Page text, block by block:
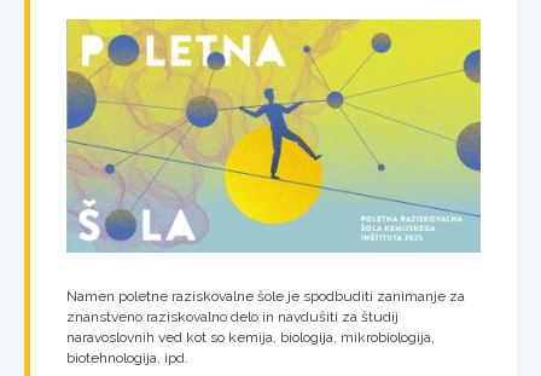
Namen poletne raziskovalne šole je spodbuditi zanimanje za
znanstveno raziskovalno delo in navdušiti za študij
naravoslovnih ved kot so kemija, biologija, mikrobiologija,
biotehnologija, ipd.